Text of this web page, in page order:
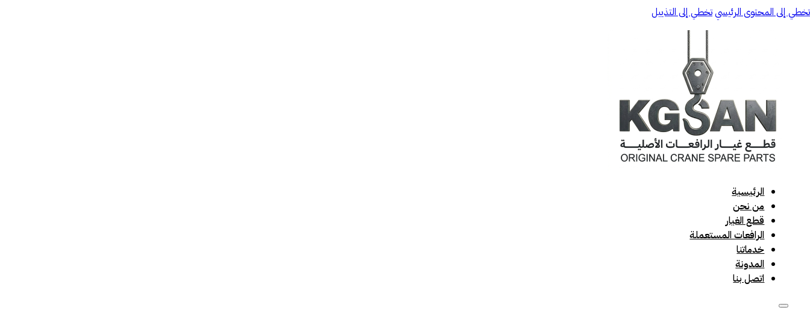
تخطي إلى المحتوى الرئيسيتخطي إلى التذييل
الرئيسية
من نحن
قطع الغيار
الرافعات المستعملة
خدماتنا
المدونة
اتصل بنا